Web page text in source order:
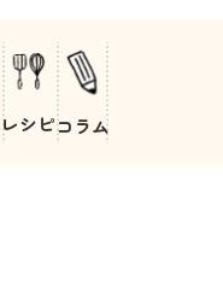
レシピコラム